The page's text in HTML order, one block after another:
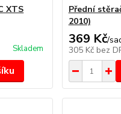
XTS
Skladem
Přední
2010)
369 Kč/
305 Kč bez